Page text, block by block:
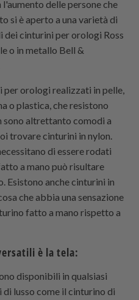
l'aumento delle persone che
si è aperto a una varietà di
cinturini per orologi Ross
o in metallo Bell &
orologi realizzati in pelle,
o plastica, che resistono
sono altrettanto comodi a
trovare cinturini in nylon.
di essere rodati
a mano può risultare
Esistono anche cinturini in
che abbia una sensazione
fatto a mano rispetto a
è la tela:
disponibili in qualsiasi
lusso come il cinturino di